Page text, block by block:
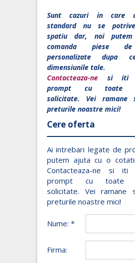
Sunt cazuri in care
standard nu se
spatiu dar, noi
comanda piese
personalizate dupa
dimensiunile tale.
Contacteaza-ne si iti
prompt cu toate
solicitate. Vei ramane
preturile noastre mici!
Cere oferta
Ai intrebari legate de
putem ajuta cu o
Contacteaza-ne si iti
prompt cu toate
solicitate. Vei ramane
preturile noastre mici!
Nume: *
Firma: